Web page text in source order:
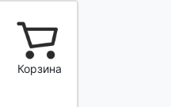
Корзина